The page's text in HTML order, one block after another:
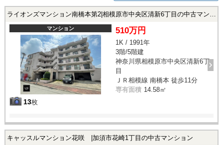
ライオンズマンション南橋本第2|相模原市中央区清新6丁目の中古マンション
マンション
13枚
510万円
1K / 1991年
3階/5階建
神奈川県相模原市中央区清新6丁
目
ＪＲ相模線 南橋本 徒歩11分
専有面積 14.58㎡
キャッスルマンション花咲 |加須市花崎1丁目の中古マンション